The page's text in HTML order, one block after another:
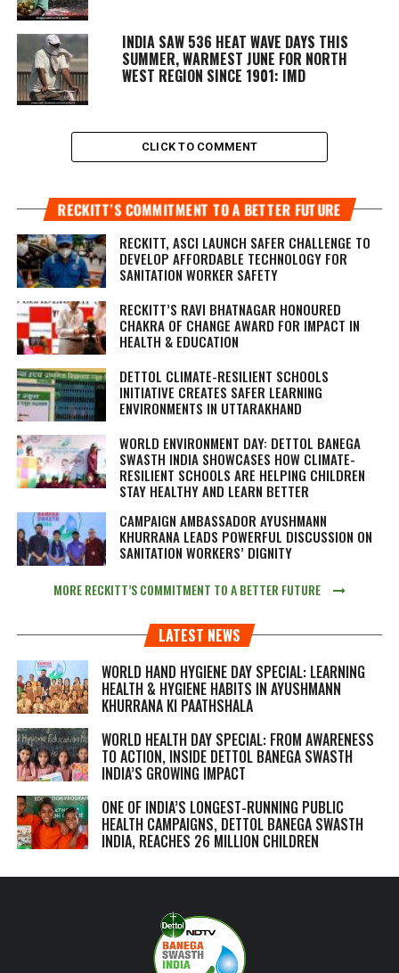
INDIA SAW 536 HEAT WAVE DAYS THIS
SUMMER, WARMEST JUNE FOR NORTH
WEST REGION SINCE 1901: IMD
CLICK TO COMMENT
RECKITT’S COMMITMENT TO A BETTER FUTURE
RECKITT, ASCI LAUNCH SAFER CHALLENGE TO
DEVELOP AFFORDABLE TECHNOLOGY FOR
SANITATION WORKER SAFETY
RECKITT’S RAVI BHATNAGAR HONOURED
CHAKRA OF CHANGE AWARD FOR IMPACT IN
HEALTH & EDUCATION
DETTOL CLIMATE-RESILIENT SCHOOLS
INITIATIVE CREATES SAFER LEARNING
ENVIRONMENTS IN UTTARAKHAND
WORLD ENVIRONMENT DAY: DETTOL BANEGA
SWASTH INDIA SHOWCASES HOW CLIMATE-
RESILIENT SCHOOLS ARE HELPING CHILDREN
STAY HEALTHY AND LEARN BETTER
CAMPAIGN AMBASSADOR AYUSHMANN
KHURRANA LEADS POWERFUL DISCUSSION ON
SANITATION WORKERS’ DIGNITY
MORE RECKITT’S COMMITMENT TO A BETTER FUTURE
LATEST NEWS
WORLD HAND HYGIENE DAY SPECIAL: LEARNING
HEALTH & HYGIENE HABITS IN AYUSHMANN
KHURRANA KI PAATHSHALA
WORLD HEALTH DAY SPECIAL: FROM AWARENESS
TO ACTION, INSIDE DETTOL BANEGA SWASTH
INDIA’S GROWING IMPACT
ONE OF INDIA’S LONGEST-RUNNING PUBLIC
HEALTH CAMPAIGNS, DETTOL BANEGA SWASTH
INDIA, REACHES 26 MILLION CHILDREN